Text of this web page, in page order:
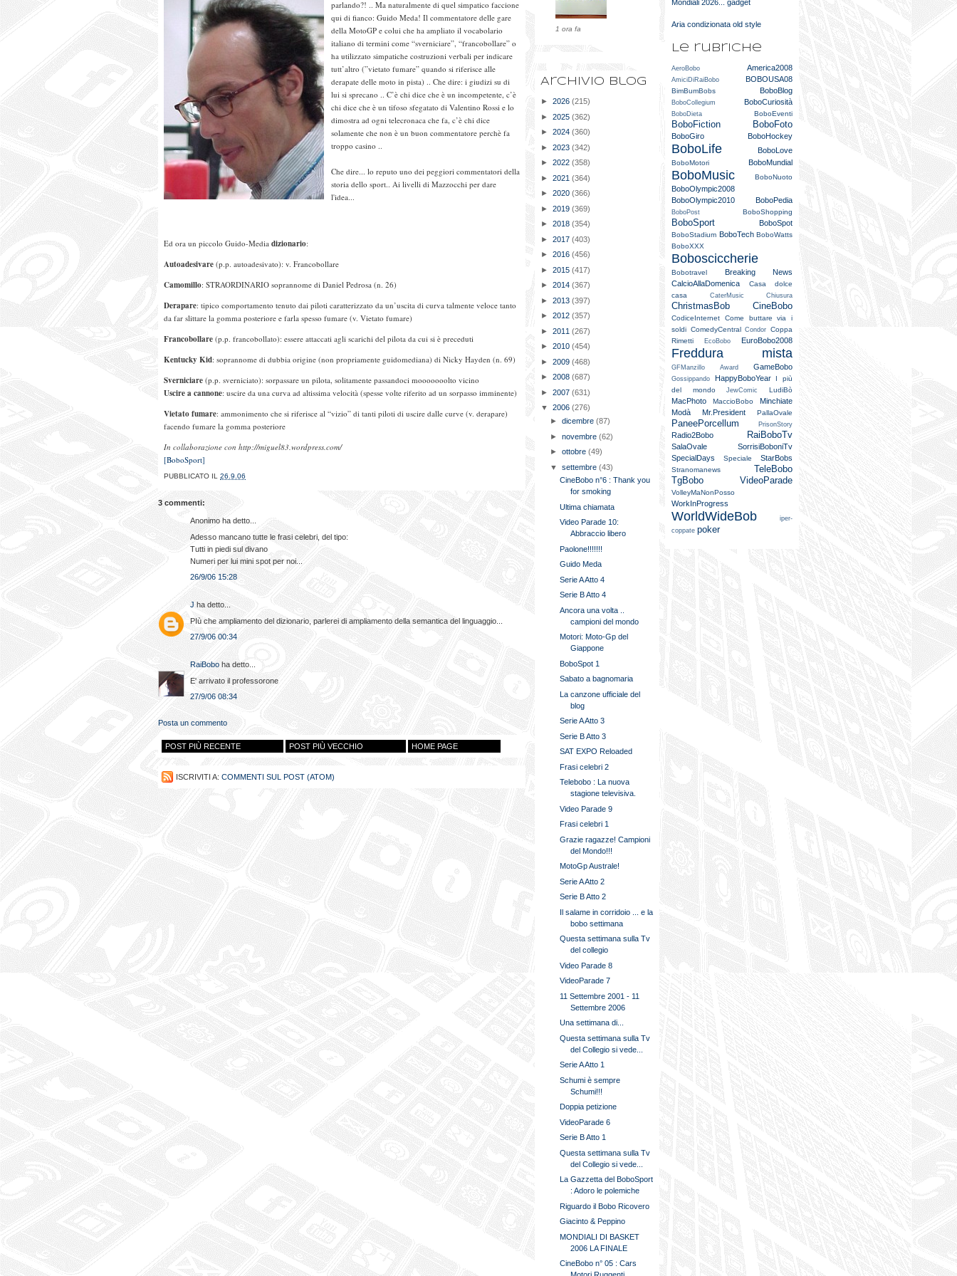
parlando?! .. Ma naturalmente di quel simpatico faccione
qui di fianco: Guido Meda! Il commentatore delle gare
della MotoGP e colui che ha ampliato il vocabolario
italiano di termini come “sverniciare”, “francobollare” o
ha utilizzato simpatiche costruzioni verbali per indicare
tutt’altro (”vietato fumare” quando si riferisce alle
derapate delle moto in pista) .. Che dire: i giudizi su di
lui si sprecano .. C’è chi dice che è un incompetente, c’è
chi dice che è un tifoso sfegatato di Valentino Rossi e lo
dimostra ad ogni telecronaca che fa, c’è chi dice
solamente che non è un buon commentatore perchè fa
troppo casino ..
Che dire... lo reputo uno dei peggiori commentatori della
storia dello sport.. Ai livelli di Mazzocchi per dare
l'idea...
Ed ora un piccolo Guido-Media dizionario:
Autoadesivare (p.p. autoadesivato): v. Francobollare
Camomillo: STRAORDINARIO soprannome di Daniel Pedrosa (n. 26)
Derapare: tipico comportamento tenuto dai piloti caratterizzato da un’uscita di curva talmente veloce tanto
da far slittare la gomma posteriore e farla spesso fumare (v. Vietato fumare)
Francobollare (p.p. francobollato): essere attaccati agli scarichi del pilota da cui si è preceduti
Kentucky Kid: soprannome di dubbia origine (non propriamente guidomediana) di Nicky Hayden (n. 69)
Sverniciare (p.p. sverniciato): sorpassare un pilota, solitamente passandoci mooooooolto vicino
Uscire a cannone: uscire da una curva ad altissima velocità (spesse volte riferito ad un sorpasso imminente)
Vietato fumare: ammonimento che si riferisce al “vizio” di tanti piloti di uscire dalle curve (v. derapare)
facendo fumare la gomma posteriore
In collaborazione con http://miguel83.wordpress.com/
[BoboSport]
PUBBLICATO IL 26.9.06
3 commenti:
Anonimo ha detto...
Adesso mancano tutte le frasi celebri, del tipo:
Tutti in piedi sul divano
Numeri per lui mini spot per noi...
26/9/06 15:28
J ha detto...
PIù che ampliamento del dizionario, parlerei di ampliamento della semantica del linguaggio...
27/9/06 00:34
RaiBobo ha detto...
E' arrivato il professorone
27/9/06 08:34
Posta un commento
POST PIÙ RECENTE POST PIÙ VECCHIO HOME PAGE
ISCRIVITI A: COMMENTI SUL POST (ATOM)
1 ora fa
Archivio blog
► 2026 (215)
► 2025 (362)
► 2024 (360)
► 2023 (342)
► 2022 (358)
► 2021 (364)
► 2020 (366)
► 2019 (369)
► 2018 (354)
► 2017 (403)
► 2016 (456)
► 2015 (417)
► 2014 (367)
► 2013 (397)
► 2012 (357)
► 2011 (267)
► 2010 (454)
► 2009 (468)
► 2008 (687)
► 2007 (631)
▼ 2006 (276)
►dicembre(87)
►novembre(62)
►ottobre(49)
▼settembre(43)
CineBobo n°6 : Thank you
for smoking
Ultima chiamata
Video Parade 10:
Abbraccio libero
Paolone!!!!!!!
Guido Meda
Serie A Atto 4
Serie B Atto 4
Ancora una volta ..
campioni del mondo
Motori: Moto-Gp del
Giappone
BoboSpot 1
Sabato a bagnomaria
La canzone ufficiale del
blog
Serie A Atto 3
Serie B Atto 3
SAT EXPO Reloaded
Frasi celebri 2
Telebobo : La nuova
stagione televisiva.
Video Parade 9
Frasi celebri 1
Grazie ragazze! Campioni
del Mondo!!!
MotoGp Australe!
Serie A Atto 2
Serie B Atto 2
Il salame in corridoio ... e la
bobo settimana
Questa settimana sulla Tv
del collegio
Video Parade 8
VideoParade 7
11 Settembre 2001 - 11
Settembre 2006
Una settimana di...
Questa settimana sulla Tv
del Collegio si vede...
Serie A Atto 1
Schumi è sempre
Schumi!!!
Doppia petizione
VideoParade 6
Serie B Atto 1
Questa settimana sulla Tv
del Collegio si vede...
La Gazzetta del BoboSport
: Adoro le polemiche
Riguardo il Bobo Ricovero
Giacinto & Peppino
MONDIALI DI BASKET
2006 LA FINALE
CineBobo n° 05 : Cars
Mondiali 2026... gadget
Aria condizionata old style
Le rubriche
AeroBobo America2008
AmiciDiRaiBobo BOBOUSA08
BimBumBobs BoboBlog
BoboCollegium BoboCuriosità
BoboDieta BoboEventi
BoboFiction BoboFoto
BoboGiro BoboHockey
BoboLife BoboLove
BoboMotori BoboMundial
BoboMusic BoboNuoto
BoboOlympic2008
BoboOlympic2010
BoboPedia
BoboPost BoboShopping
BoboSport BoboSpot
BoboStadium BoboTech BoboWatts
BoboXXX
Bobosciccherie
Bobotravel
Breaking News
CalcioAllaDomenica
Casa dolce
casa
CaterMusic Chiusura
ChristmasBob CineBobo
CodiceInternet
Come buttare via i
soldi ComedyCentral Condor
Coppa
Rimetti
EcoBobo EuroBobo2008
Freddura mista
GFManzillo Award GameBobo
Gossippando HappyBoboYear
I più
del mondo
JewComic LudiBò
MacPhoto MaccioBobo
Minchiate
Modà
Mr.President PallaOvale
PaneePorcellum PrisonStory
Radio2Bobo RaiBoboTv
SalaOvale
SorrisiBoboniTv
SpecialDays
Speciale StarBobs
Stranomanews
TeleBobo
TgBobo
VideoParade
VolleyMaNonPosso
WorkInProgress
WorldWideBob
iper-
coppate poker